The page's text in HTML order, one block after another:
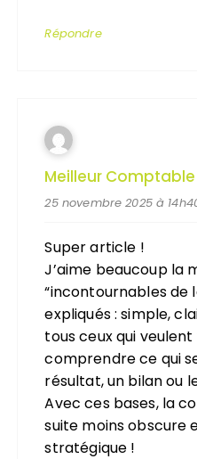
Répondre
Meilleur Comptable
25 novembre 2025 à
Super article !
J’aime beaucoup la
“incontournables de
expliqués : simple,
tous ceux qui
comprendre ce qui
résultat, un bilan ou
Avec ces bases, la
suite moins obscure
stratégique !